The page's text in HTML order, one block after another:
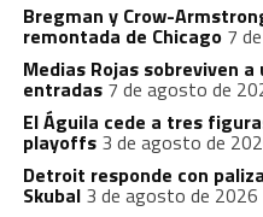
Bregman y Crow-
remontada de Chicago 7
Medias Rojas sobreviven
entradas 7 de agosto de
El Águila cede a tres
playoffs 3 de agosto de
Detroit responde con
Skubal 3 de agosto de 2026